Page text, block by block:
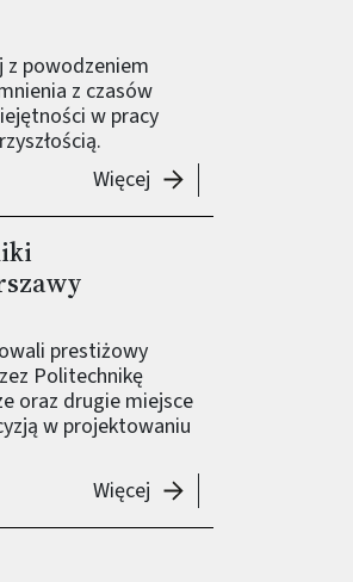
z powodzeniem
z czasów
w pracy
Więcej Absolwenci PW:
prestiżowy
Politechnikę
oraz drugie miejsce
w projektowaniu
Więcej Inżynieryjny triumf